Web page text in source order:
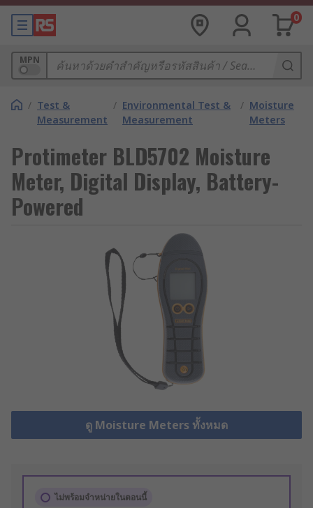
0
MPN
/ Test &
Measurement
/ Environmental Test &
Measurement
/ Moisture
Meters
Protimeter BLD5702 Moisture
Meter, Digital Display, Battery-
Powered
ดู Moisture Meters ทั้งหมด
ไม่พร้อมจำหน่ายในตอนนี้